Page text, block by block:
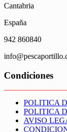
Cantabria
España
942 860840
Condiciones
POLITICA
POLITICA
AVISO